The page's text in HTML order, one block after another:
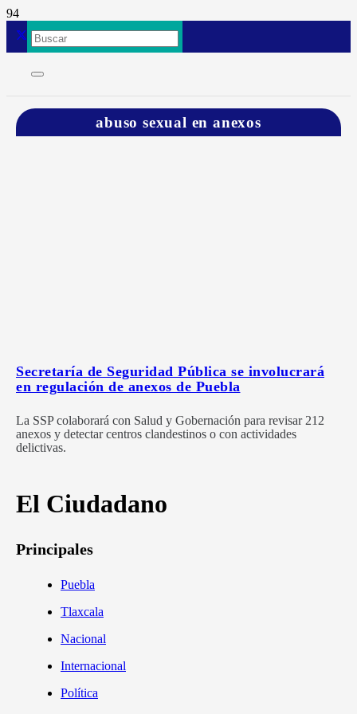
abuso sexual en anexos
Secretaría de Seguridad Pública se involucrará
en regulación de anexos de Puebla
La SSP colaborará con Salud y Gobernación para revisar 212
anexos y detectar centros clandestinos o con actividades
delictivas.
El Ciudadano
Principales
Puebla
Tlaxcala
Nacional
Internacional
Política